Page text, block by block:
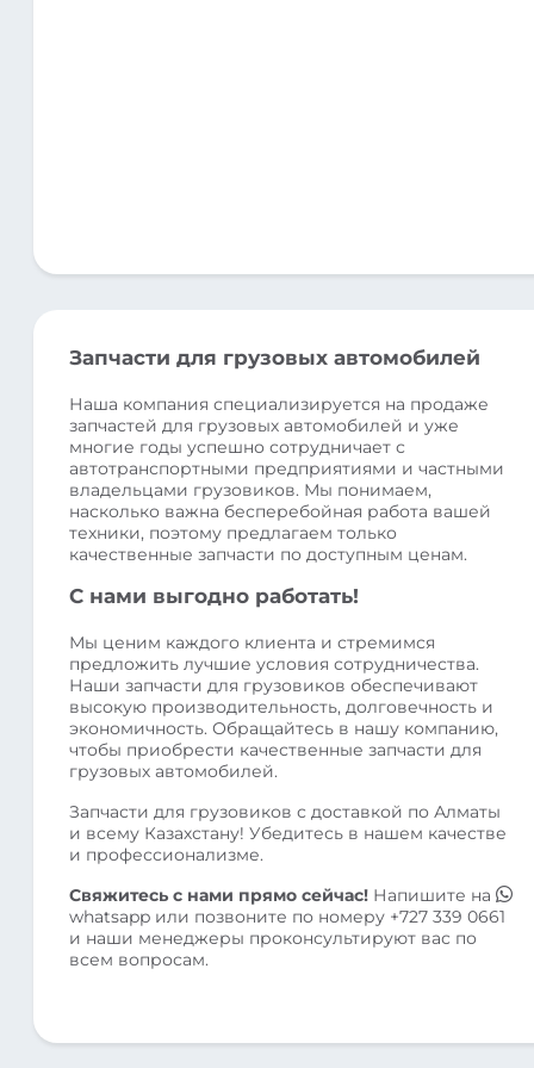
Запчасти для грузовых автомобилей
Наша компания специализируется на продаже
запчастей для грузовых автомобилей и уже
многие годы успешно сотрудничает с
автотранспортными предприятиями и частными
владельцами грузовиков. Мы понимаем,
насколько важна бесперебойная работа вашей
техники, поэтому предлагаем только
качественные запчасти по доступным ценам.
С нами выгодно работать!
Мы ценим каждого клиента и стремимся
предложить лучшие условия сотрудничества.
Наши запчасти для грузовиков обеспечивают
высокую производительность, долговечность и
экономичность. Обращайтесь в нашу компанию,
чтобы приобрести качественные запчасти для
грузовых автомобилей.
Запчасти для грузовиков с доставкой по Алматы
и всему Казахстану! Убедитесь в нашем качестве
и профессионализме.
Свяжитесь с нами прямо сейчас! Напишите на
whatsapp или позвоните по номеру +727 339 0661
и наши менеджеры проконсультируют вас по
всем вопросам.